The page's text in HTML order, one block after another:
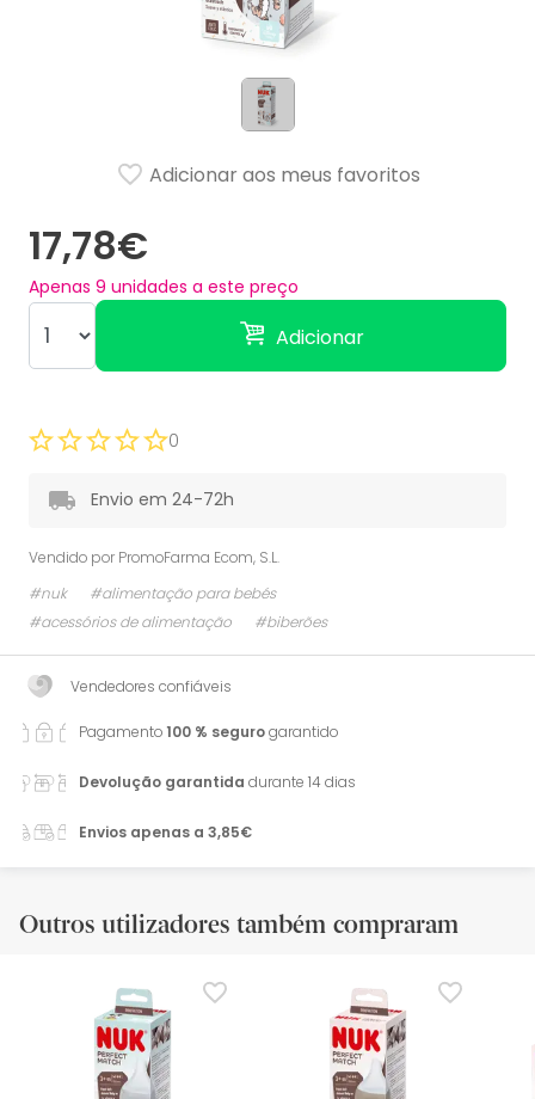
17,78€
Apenas 9 unidades a este preço
Adicionar
Adicionar aos meus favoritos
0
Envio em 24-72h
Vendido por PromoFarma Ecom, S.L.
#nuk
#alimentação para bebés
#acessórios de alimentação
#biberões
Vendedores confiáveis
Pagamento100 % segurogarantido
Devolução garantida durante 14 dias
Envios apenas a 3,85€
Outros utilizadores também compraram